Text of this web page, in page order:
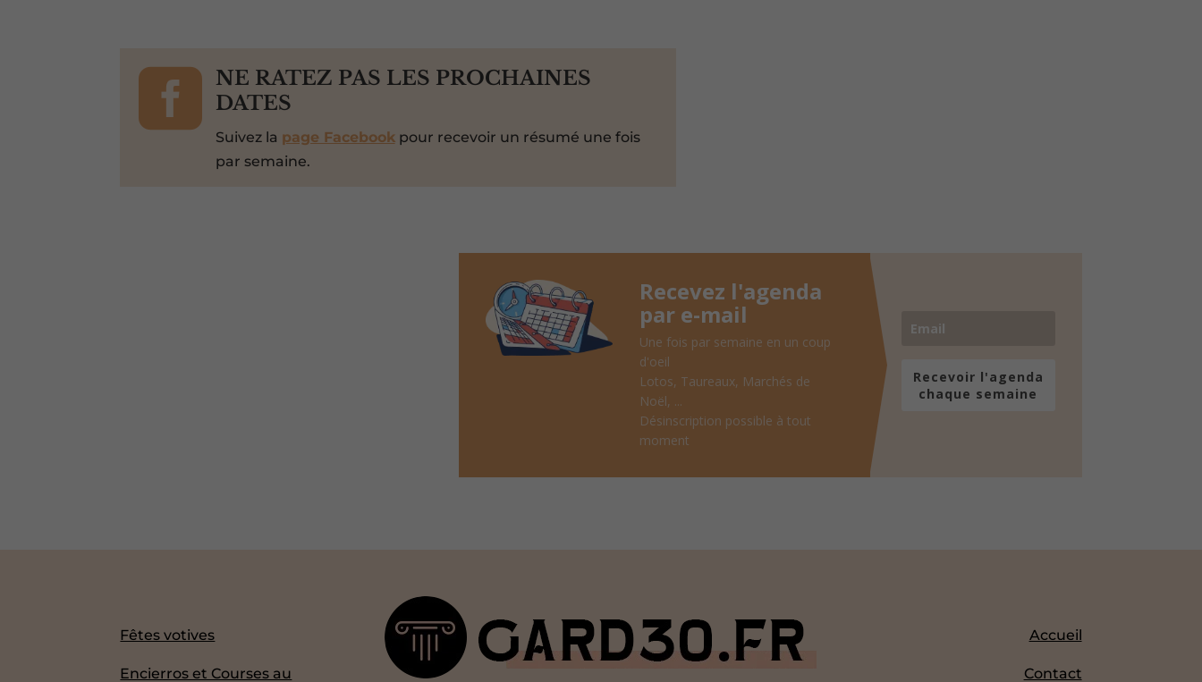

NE RATEZ PAS LES PROCHAINES
DATES
Suivez la page Facebookpour recevoir un résumé une fois
par semaine.
Recevez l'agenda
par e-mail
Une fois par semaine en un coup
d'oeil
Lotos, Taureaux, Marchés de
Noël, ...
Désinscription possible à tout
moment
Recevoir l'agenda
chaque semaine
Fêtes votives
Encierros et Courses au
Accueil
Contact